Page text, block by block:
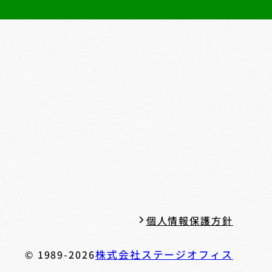
個人情報保護方針
© 1989-2026株式会社ステージオフィス